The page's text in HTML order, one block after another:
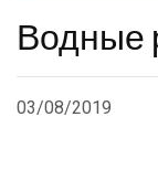
Водные
03/08/2019